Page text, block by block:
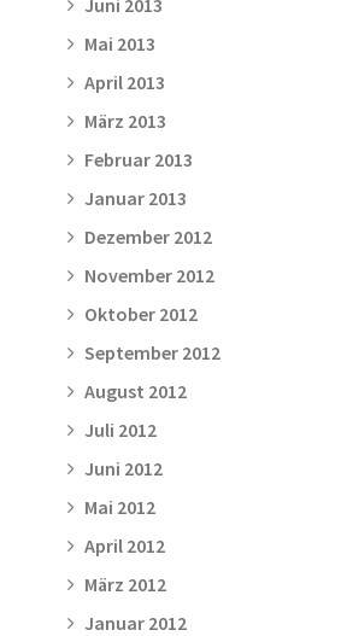
Juni 2013
Mai 2013
April 2013
März 2013
Februar 2013
Januar 2013
Dezember 2012
November 2012
Oktober 2012
September 2012
August 2012
Juli 2012
Juni 2012
Mai 2012
April 2012
März 2012
Januar 2012